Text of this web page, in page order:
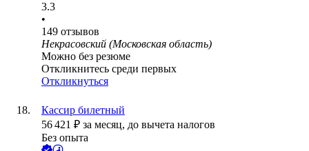
3.3
•
149 отзывов
Некрасовский (Московская область)
Можно без резюме
Откликнитесь среди первых
Откликнуться
Кассир билетный
56 421 ₽ за месяц, до вычета налогов
Без опыта